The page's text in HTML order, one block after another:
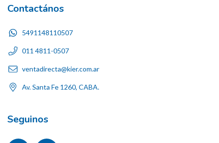
Contactános
5491148110507
011 4811-0507
ventadirecta@kier.com.ar
Av. Santa Fe 1260, CABA.
Seguinos